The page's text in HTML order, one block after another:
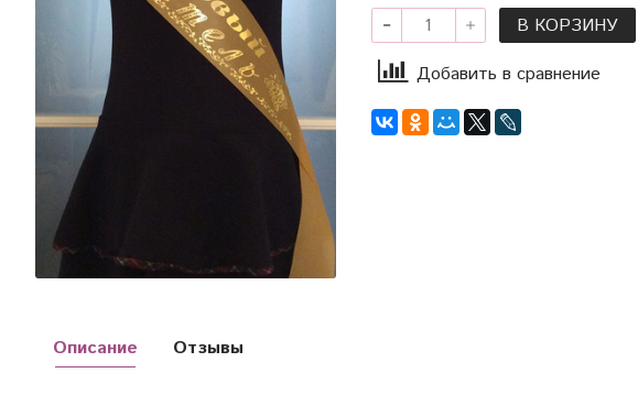
В КОРЗИНУ
Добавить в сравнение
Описание Отзывы